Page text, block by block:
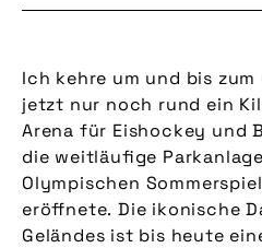
Ich kehre um und bis
jetzt nur noch rund ein
Arena für Eishockey und
die weitläufige
Olympischen
eröffnete. Die ikonische
Geländes ist bis heute